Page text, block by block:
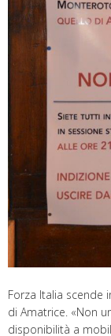
Forza Italia scende
di Amatrice. «Non
disponibilità a